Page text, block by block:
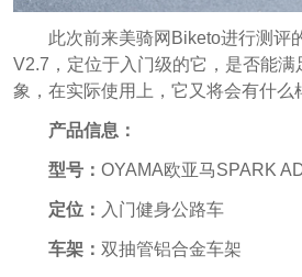
此次前来美骑网Biketo进行测评
V2.7，定位于入门级的它，是否能满
象，在实际使用上，它又将会有什么
产品信息：
型号： OYAMA欧亚马SPARK
定位： 入门健身公路车
车架： 双抽管铝合金车架